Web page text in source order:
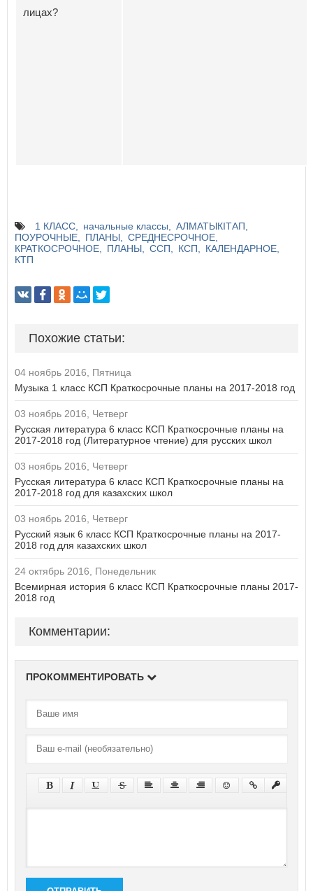
лицах?
1 КЛАСС начальные классы
АЛМАТЫКІТАП
ПОУРОЧНЫЕ
ПЛАНЫ
СРЕДНЕСРОЧНОЕ
КРАТКОСРОЧНОЕ
ПЛАНЫ ССП КСП
КАЛЕНДАРНОЕ
КТП
Похожие статьи:
04 ноябрь 2016, Пятница
Музыка 1 класс КСП Краткосрочные планы на 2017-2018 год
03 ноябрь 2016, Четверг
Русская литература 6 класс КСП Краткосрочные планы на
2017-2018 год (Литературное чтение) для русских школ
03 ноябрь 2016, Четверг
Русская литература 6 класс КСП Краткосрочные планы на
2017-2018 год для казахских школ
03 ноябрь 2016, Четверг
Русский язык 6 класс КСП Краткосрочные планы на 2017-
2018 год для казахских школ
24 октябрь 2016, Понедельник
Всемирная история 6 класс КСП Краткосрочные планы 2017-
2018 год
Комментарии:
ПРОКОММЕНТИРОВАТЬ